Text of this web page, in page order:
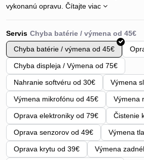
vykonanú opravu. Čítajte viac
Servis
Chyba batérie / výmena od 45€
Chyba displeja / Výmena od 75€
Nahranie softvéru od 30€ Výmena
Výmena mikrofónu od 45€ Výmena
Oprava elektroniky od 79€ Čistenie
Oprava senzorov od 49€ Výmena
Oprava krytu od 39€ Výmena